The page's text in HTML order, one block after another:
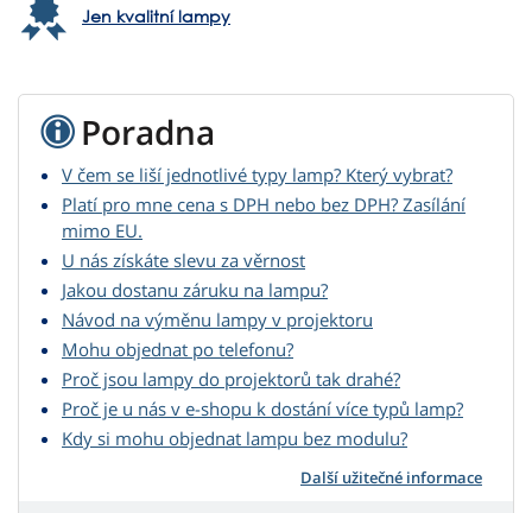
Jen kvalitní lampy
Poradna
V čem se liší jednotlivé typy lamp? Který vybrat?
Platí pro mne cena s DPH nebo bez DPH? Zasílání
mimo EU.
U nás získáte slevu za věrnost
Jakou dostanu záruku na lampu?
Návod na výměnu lampy v projektoru
Mohu objednat po telefonu?
Proč jsou lampy do projektorů tak drahé?
Proč je u nás v e-shopu k dostání více typů lamp?
Kdy si mohu objednat lampu bez modulu?
Další užitečné informace